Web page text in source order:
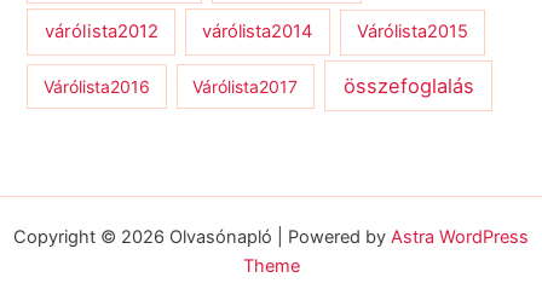
várólista2012 várólista2014 Várólista2015
Várólista2016 Várólista2017 összefoglalás
Copyright © 2026 Olvasónapló | Powered by Astra WordPress
Theme